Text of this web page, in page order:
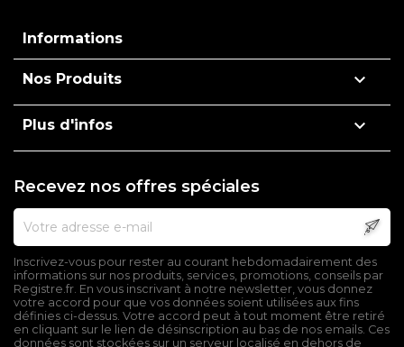
Informations
Nos Produits 
Plus d'infos 
Recevez nos offres spéciales
Inscrivez-vous pour rester au courant hebdomadairement des
informations sur nos produits, services, promotions, conseils par
Registre.fr. En vous inscrivant à notre newsletter, vous donnez
votre accord pour que vos données soient utilisées aux fins
définies ci-dessus. Votre accord peut à tout moment être retiré
en cliquant sur le lien de désinscription au bas de nos emails. Ces
données sont stockées sur un serveur localisé en dehors de